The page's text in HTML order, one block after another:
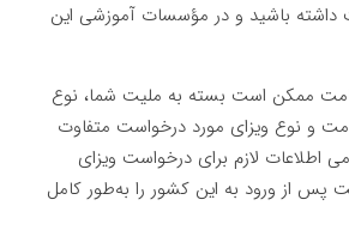
داشته باشید و در مؤسسات آموزشی این
ممکن است بسته به ملیت شما، نوع
و نوع ویزای مورد درخواست متفاوت
اطلاعات لازم برای درخواست ویزای
پس از ورود به این کشور را به‌طور کامل